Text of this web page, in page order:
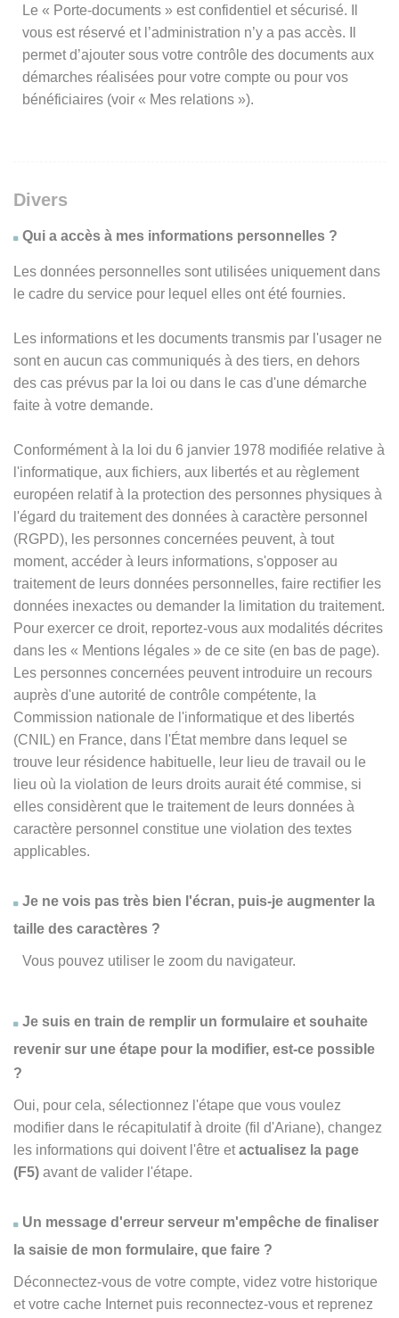
Le « Porte-documents » est confidentiel et sécurisé. Il
vous est réservé et l’administration n’y a pas accès. Il
permet d’ajouter sous votre contrôle des documents aux
démarches réalisées pour votre compte ou pour vos
bénéficiaires (voir « Mes relations »).
Divers
Qui a accès à mes informations personnelles ?
Les données personnelles sont utilisées uniquement dans
le cadre du service pour lequel elles ont été fournies.
Les informations et les documents transmis par l'usager ne
sont en aucun cas communiqués à des tiers, en dehors
des cas prévus par la loi ou dans le cas d'une démarche
faite à votre demande.
Conformément à la loi du 6 janvier 1978 modifiée relative à
l'informatique, aux fichiers, aux libertés et au règlement
européen relatif à la protection des personnes physiques à
l'égard du traitement des données à caractère personnel
(RGPD), les personnes concernées peuvent, à tout
moment, accéder à leurs informations, s'opposer au
traitement de leurs données personnelles, faire rectifier les
données inexactes ou demander la limitation du traitement.
Pour exercer ce droit, reportez-vous aux modalités décrites
dans les « Mentions légales » de ce site (en bas de page).
Les personnes concernées peuvent introduire un recours
auprès d'une autorité de contrôle compétente, la
Commission nationale de l'informatique et des libertés
(CNIL) en France, dans l'État membre dans lequel se
trouve leur résidence habituelle, leur lieu de travail ou le
lieu où la violation de leurs droits aurait été commise, si
elles considèrent que le traitement de leurs données à
caractère personnel constitue une violation des textes
applicables.
Je ne vois pas très bien l'écran, puis-je augmenter la
taille des caractères ?
Vous pouvez utiliser le zoom du navigateur.
Je suis en train de remplir un formulaire et souhaite
revenir sur une étape pour la modifier, est-ce possible
?
Oui, pour cela, sélectionnez l'étape que vous voulez
modifier dans le récapitulatif à droite (fil d'Ariane), changez
les informations qui doivent l'être etactualisez la page
(F5) avant de valider l'étape.
Un message d'erreur serveur m'empêche de finaliser
la saisie de mon formulaire, que faire ?
Déconnectez-vous de votre compte, videz votre historique
et votre cache Internet puis reconnectez-vous et reprenez